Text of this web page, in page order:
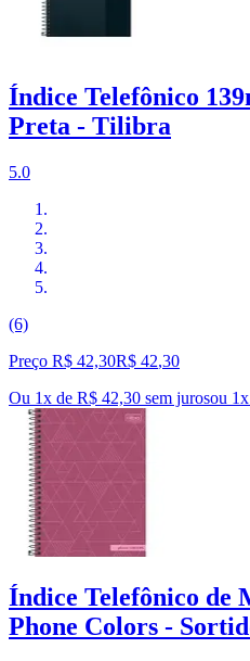
Índice Telefônico
Preta - Tilibra
5.0
(6)
Preço R$ 42,30R$ 42,30
Ou 1x de R$ 42,30 sem jurosou 1
Índice Telefônico de
Phone Colors -